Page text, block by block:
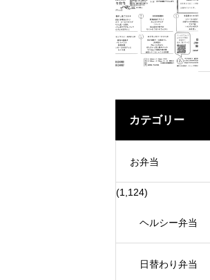
カテゴリー
お弁当
(1,124)
ヘルシー弁当
日替わり弁当